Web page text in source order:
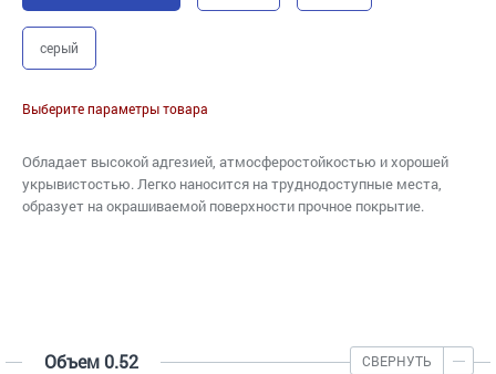
серый
Выберите параметры товара
Обладает высокой адгезией, атмосферостойкостью и хорошей
укрывистостью. Легко наносится на труднодоступные места,
образует на окрашиваемой поверхности прочное покрытие.
Объем 0.52 СВЕРНУТЬ